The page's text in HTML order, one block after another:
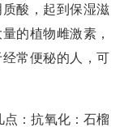
酸，起到保湿滋
的植物雌激素，
常便秘的人，可
：抗氧化：石榴